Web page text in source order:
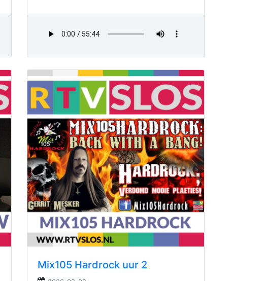
Mix105 Hardrock uur 2